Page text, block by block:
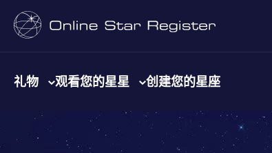
礼物 观看您的星星 创建您的星座